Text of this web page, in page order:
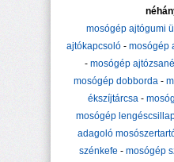
mosógép ajtógumi
ajtókapcsoló - mosógép
- mosógép
mosógép dobborda-
ékszíjtárcsa-
mosógép
adagoló
szénkefe - mosógép